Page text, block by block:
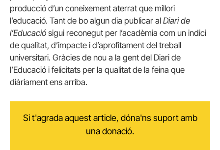
producció d’un coneixement aterrat que millori
l’educació. Tant de bo algun dia publicar al Diari de
l’Educació sigui reconegut per l’acadèmia com un indici
de qualitat, d’impacte i d’aprofitament del treball
universitari. Gràcies de nou a la gent del Diari de
l’Educació i felicitats per la qualitat de la feina que
diàriament ens arriba.
Si t'agrada aquest article, dóna'ns suport amb
una donació.